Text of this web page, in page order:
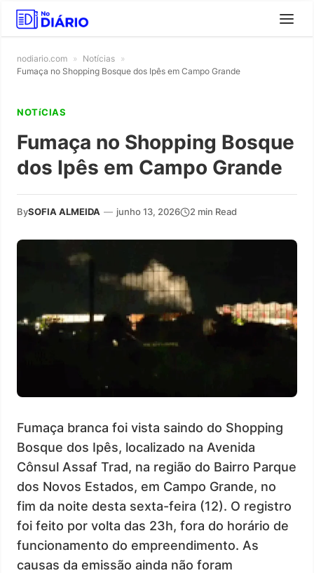
nodiario.com » Notícias »
Fumaça no Shopping Bosque dos Ipês em Campo Grande
NOTíCIAS
Fumaça no Shopping Bosque
dos Ipês em Campo Grande
BySOFIA ALMEIDA — junho 13, 2026 2 min Read
Fumaça branca foi vista saindo do Shopping
Bosque dos Ipês, localizado na Avenida
Cônsul Assaf Trad, na região do Bairro Parque
dos Novos Estados, em Campo Grande, no
fim da noite desta sexta-feira (12). O registro
foi feito por volta das 23h, fora do horário de
funcionamento do empreendimento. As
causas da emissão ainda não foram